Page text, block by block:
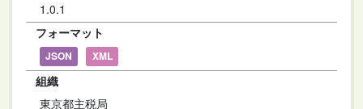
1.0.1
フォーマット
JSON XML
組織
東京都主税局